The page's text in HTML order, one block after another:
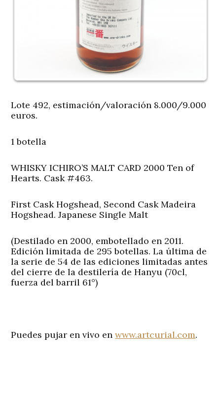
Lote 492, estimación/valoración 8.000/9.000
euros.
1 botella
WHISKY ICHIRO’S MALT CARD 2000 Ten of
Hearts. Cask #463.
First Cask Hogshead, Second Cask Madeira
Hogshead. Japanese Single Malt
(Destilado en 2000, embotellado en 2011.
Edición limitada de 295 botellas. La última de
la serie de 54 de las ediciones limitadas antes
del cierre de la destilería de Hanyu (70cl,
fuerza del barril 61°)
Puedes pujar en vivo enwww.artcurial.com.